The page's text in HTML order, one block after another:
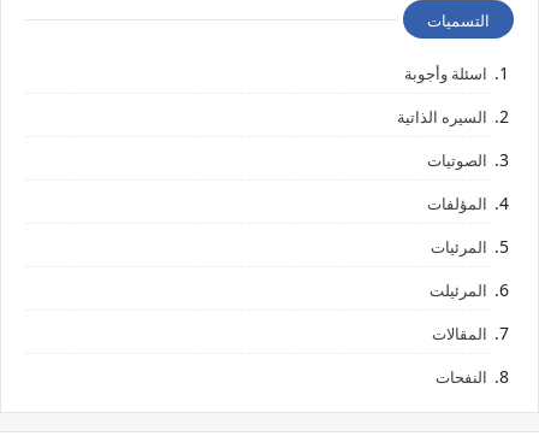
التسميات
اسئلة وأجوبة
السيره الذاتية
الصوتيات
المؤلفات
المرئيات
المرئيلت
المقالات
النفحات